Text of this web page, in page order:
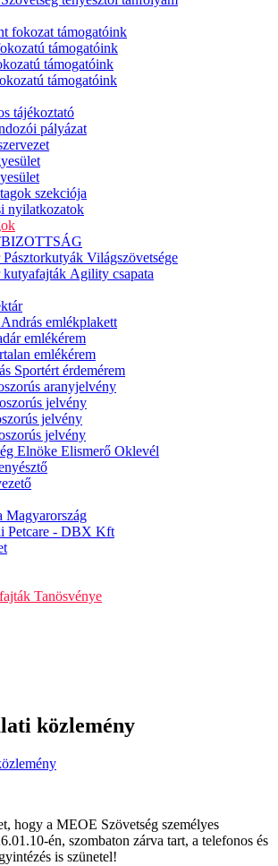
fokozat támogatóink
támogatóink
támogatóink
támogatóink
tájékoztató
pályázat
szekciója
nyilatkozatok
Világszövetsége
Agility csapata
emlékplakett
emlékérem
emlékérem
Sportért érdemérem
aranyjelvény
jelvény
jelvény
jelvény
Elnöke Elismerő Oklevél
Magyarország
Petcare - DBX Kft
Tanösvénye
közlemény
hogy a MEOE Szövetség személyes
én, szombaton zárva tart, a telefonos és
is szünetel!